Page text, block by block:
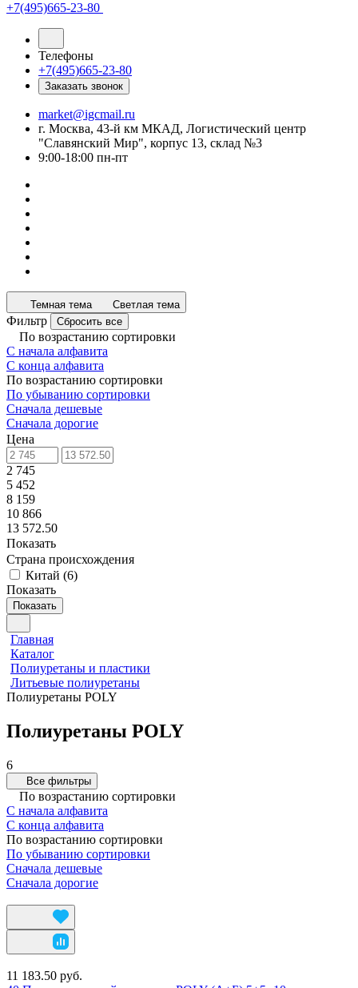
+7(495)665-23-80
Телефоны
+7(495)665-23-80
Заказать звонок
market@igcmail.ru
г. Москва, 43-й км МКАД, Логистический центр
"Славянский Мир", корпус 13, склад №3
9:00-18:00 пн-пт
Темная тема Светлая тема
Фильтр Сбросить все
По возрастанию сортировки
С начала алфавита
С конца алфавита
По возрастанию сортировки
По убыванию сортировки
Сначала дешевые
Сначала дорогие
Цена
2 745
5 452
8 159
10 866
13 572.50
Показать
Страна происхождения
Китай (6)
Показать
Показать
Главная
Каталог
Полиуретаны и пластики
Литьевые полиуретаны
Полиуретаны POLY
Полиуретаны POLY
6
Все фильтры
По возрастанию сортировки
С начала алфавита
С конца алфавита
По возрастанию сортировки
По убыванию сортировки
Сначала дешевые
Сначала дорогие
11 183.50 руб.